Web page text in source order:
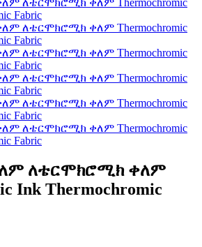
ለቴርሞክሮሚክ ቀለም
Ink Thermochromic